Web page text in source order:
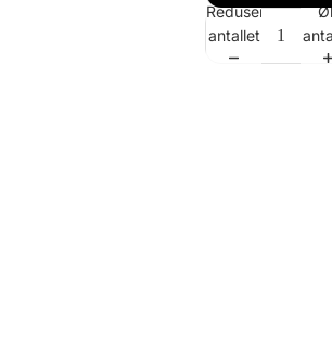
Reduser
antallet